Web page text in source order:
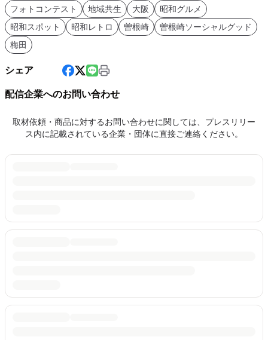
フォトコンテスト
地域共生 大阪
昭和グルメ
昭和スポット
昭和レトロ 曽根崎
曽根崎ソーシャルグッド
梅田
シェア
配信企業へのお問い合わせ
取材依頼・商品に対するお問い合わせに関しては、プレスリリー
ス内に記載されている企業・団体に直接ご連絡ください。